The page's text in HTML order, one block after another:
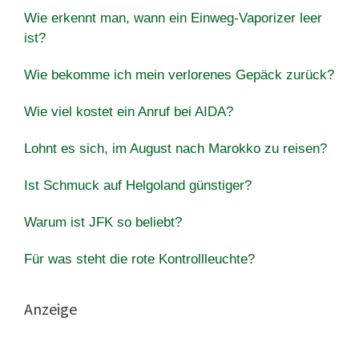
Wie erkennt man, wann ein Einweg-Vaporizer leer
ist?
Wie bekomme ich mein verlorenes Gepäck zurück?
Wie viel kostet ein Anruf bei AIDA?
Lohnt es sich, im August nach Marokko zu reisen?
Ist Schmuck auf Helgoland günstiger?
Warum ist JFK so beliebt?
Für was steht die rote Kontrollleuchte?
Anzeige